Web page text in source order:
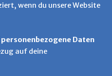
wenn du unsere Website
personenbezogene Daten
auf deine